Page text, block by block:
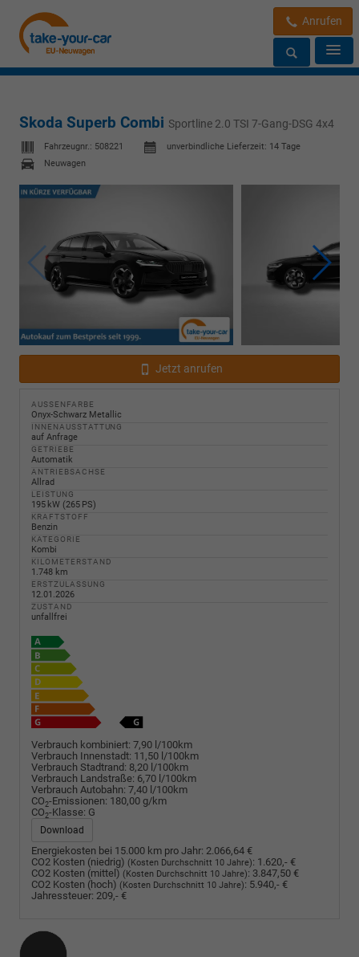
Anrufen
Skoda Superb Combi Sportline 2.0 TSI 7-Gang-DSG 4x4
Fahrzeugnr.: 508221 unverbindliche Lieferzeit: 14 Tage
Neuwagen
Jetzt anrufen
AUSSENFARBE
Onyx-Schwarz Metallic
INNENAUSSTATTUNG
auf Anfrage
GETRIEBE
Automatik
ANTRIEBSACHSE
Allrad
LEISTUNG
195 kW (265 PS)
KRAFTSTOFF
Benzin
KATEGORIE
Kombi
KILOMETERSTAND
1.748 km
ERSTZULASSUNG
12.01.2026
ZUSTAND
unfallfrei
Verbrauch kombiniert: 7,90 l/100km
Verbrauch Innenstadt: 11,50 l/100km
Verbrauch Stadtrand: 8,20 l/100km
Verbrauch Landstraße: 6,70 l/100km
Verbrauch Autobahn: 7,40 l/100km
CO2-Emissionen: 180,00 g/km
CO2-Klasse: G
Download
Energiekosten bei 15.000 km pro Jahr: 2.066,64 €
CO2 Kosten (niedrig) (Kosten Durchschnitt 10 Jahre): 1.620,- €
CO2 Kosten (mittel) (Kosten Durchschnitt 10 Jahre): 3.847,50 €
CO2 Kosten (hoch) (Kosten Durchschnitt 10 Jahre): 5.940,- €
Jahressteuer: 209,- €